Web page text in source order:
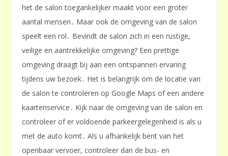
het de salon toegankelijker maakt voor een groter
aantal mensen․ Maar ook de omgeving van de salon
speelt een rol․ Bevindt de salon zich in een rustige,
veilige en aantrekkelijke omgeving? Een prettige
omgeving draagt bij aan een ontspannen ervaring
tijdens uw bezoek․ Het is belangrijk om de locatie van
de salon te controleren op Google Maps of een andere
kaartenservice․ Kijk naar de omgeving van de salon en
controleer of er voldoende parkeergelegenheid is als u
met de auto komt․ Als u afhankelijk bent van het
openbaar vervoer, controleer dan de bus- en